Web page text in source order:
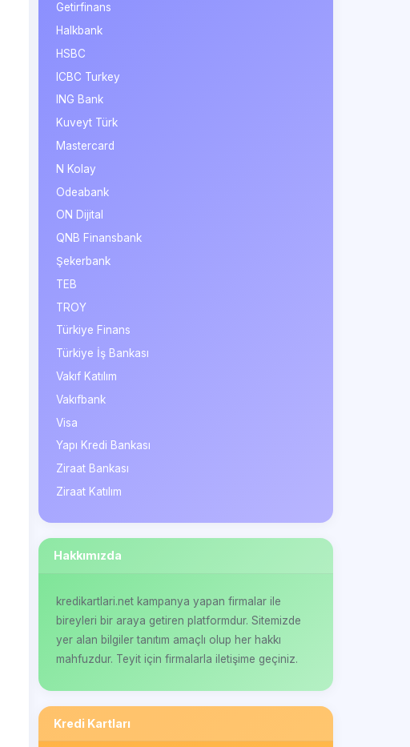
Getirfinans
Halkbank
HSBC
ICBC Turkey
ING Bank
Kuveyt Türk
Mastercard
N Kolay
Odeabank
ON Dijital
QNB Finansbank
Şekerbank
TEB
TROY
Türkiye Finans
Türkiye İş Bankası
Vakıf Katılım
Vakıfbank
Visa
Yapı Kredi Bankası
Ziraat Bankası
Ziraat Katılım
Hakkımızda
kredikartlari.net kampanya yapan firmalar ile
bireyleri bir araya getiren platformdur. Sitemizde
yer alan bilgiler tanıtım amaçlı olup her hakkı
mahfuzdur. Teyit için firmalarla iletişime geçiniz.
Kredi Kartları